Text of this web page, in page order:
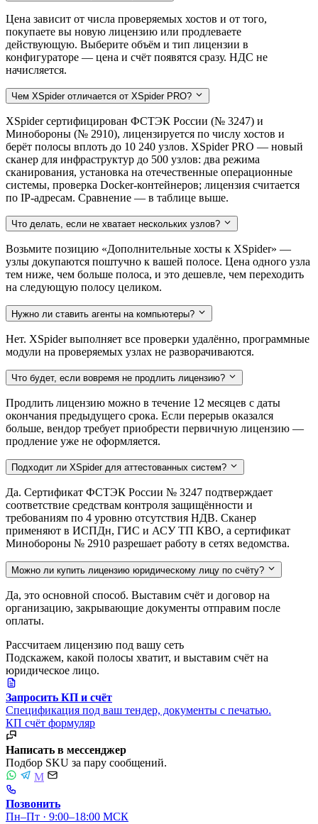
Цена зависит от числа проверяемых хостов и от того,
покупаете вы новую лицензию или продлеваете
действующую. Выберите объём и тип лицензии в
конфигураторе — цена и счёт появятся сразу. НДС не
начисляется.
Чем XSpider отличается от XSpider PRO?
XSpider сертифицирован ФСТЭК России (№ 3247) и
Минобороны (№ 2910), лицензируется по числу хостов и
берёт полосы вплоть до 10 240 узлов. XSpider PRO — новый
сканер для инфраструктур до 500 узлов: два режима
сканирования, установка на отечественные операционные
системы, проверка Docker-контейнеров; лицензия считается
по IP-адресам. Сравнение — в таблице выше.
Что делать, если не хватает нескольких узлов?
Возьмите позицию «Дополнительные хосты к XSpider» —
узлы докупаются поштучно к вашей полосе. Цена одного узла
тем ниже, чем больше полоса, и это дешевле, чем переходить
на следующую полосу целиком.
Нужно ли ставить агенты на компьютеры?
Нет. XSpider выполняет все проверки удалённо, программные
модули на проверяемых узлах не разворачиваются.
Что будет, если вовремя не продлить лицензию?
Продлить лицензию можно в течение 12 месяцев с даты
окончания предыдущего срока. Если перерыв оказался
больше, вендор требует приобрести первичную лицензию —
продление уже не оформляется.
Подходит ли XSpider для аттестованных систем?
Да. Сертификат ФСТЭК России № 3247 подтверждает
соответствие средствам контроля защищённости и
требованиям по 4 уровню отсутствия НДВ. Сканер
применяют в ИСПДн, ГИС и АСУ ТП КВО, а сертификат
Минобороны № 2910 разрешает работу в сетях ведомства.
Можно ли купить лицензию юридическому лицу по счёту?
Да, это основной способ. Выставим счёт и договор на
организацию, закрывающие документы отправим после
оплаты.
Рассчитаем лицензию под вашу сеть
Подскажем, какой полосы хватит, и выставим счёт на
юридическое лицо.
Запросить КП и счёт
Спецификация под ваш тендер, документы с печатью.
КП счёт формуляр
Написать в мессенджер
Подбор SKU за пару сообщений.
M
Позвонить
Пн–Пт · 9:00–18:00 МСК